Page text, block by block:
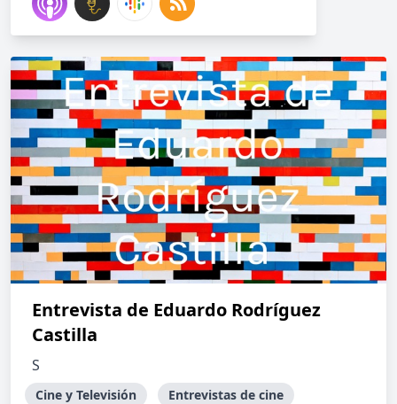
Entrevista de Eduardo Rodríguez
Castilla
S
Cine y Televisión Entrevistas de cine